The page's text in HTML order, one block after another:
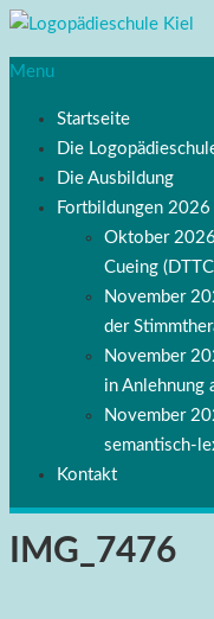
Menu
Startseite
Die
Die Ausbildung
Fortbildungen 2026
Oktober
Cueing
November
der
November
in Anlehnung
November
semantisch-
Kontakt
IMG_7476